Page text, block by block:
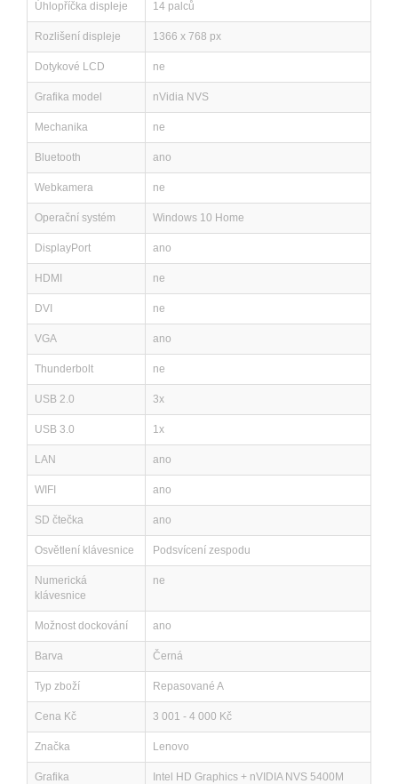
Úhlopříčka displeje 14 palců
Rozlišení displeje 1366 x 768 px
Dotykové LCD ne
Grafika model nVidia NVS
Mechanika ne
Bluetooth ano
Webkamera ne
Operační systém Windows 10 Home
DisplayPort ano
HDMI ne
DVI ne
VGA ano
Thunderbolt ne
USB 2.0 3x
USB 3.0 1x
LAN ano
WIFI ano
SD čtečka ano
Osvětlení klávesnice Podsvícení zespodu
Numerická
klávesnice
ne
Možnost dockování ano
Barva Černá
Typ zboží Repasované A
Cena Kč 3 001 - 4 000 Kč
Značka Lenovo
Grafika
Intel HD Graphics + nVIDIA NVS 5400M